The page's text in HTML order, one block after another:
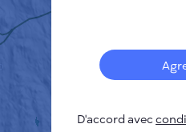
COMMENT
POLITIQUE
D'accord avec